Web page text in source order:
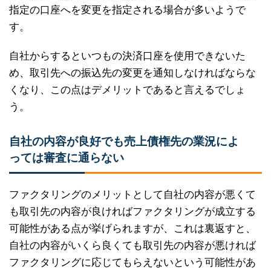
指定の口座へを変更を指定される場合が多いようで
す。
自社からするといつもの決済口座を使用できないた
め、取引先への振込先の変更を通知しなければならな
くなり、この点はデメリットであると言えるでしょ
う。
自社の内容が良好でも売上債権先の業況によ
っては審査に通らない
ファクタリングのメリットとして自社の内容が悪くて
も取引先の内容が良ければファクタリングが成立する
可能性がある点が挙げられますが、これは裏返すと、
自社の内容がいくら良くても取引先の内容が悪ければ
ファクタリングに応じてもらえないという可能性があ